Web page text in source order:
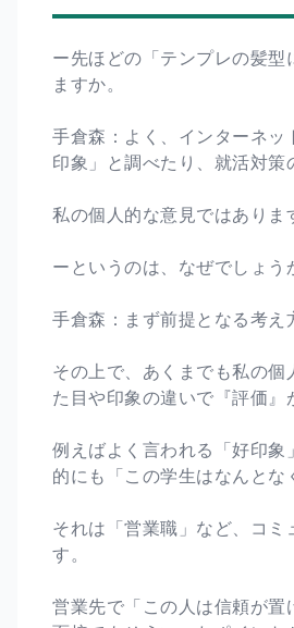
ー先ほどの「テンプレの髪
ますか。
手倉森：よく、インターネ
印象」と調べたり、就活対策
私の個人的な意見ではありま
ーというのは、なぜでしょう
手倉森：まず前提となる考え
その上で、あくまでも私の
た目や印象の違いで『評価』
例えばよく言われる「好印
的にも「この学生はなんとな
それは「営業職」など、コ
す。
営業先で「この人は信頼が置